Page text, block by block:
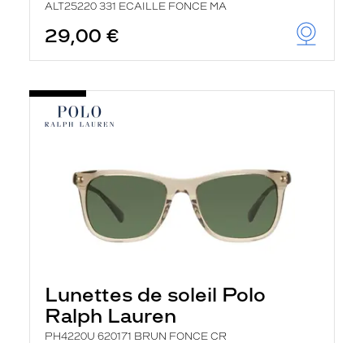
ALT25220 331 ECAILLE FONCE MA
29,00 €
Lunettes de soleil Polo
Ralph Lauren
PH4220U 620171 BRUN FONCE CR